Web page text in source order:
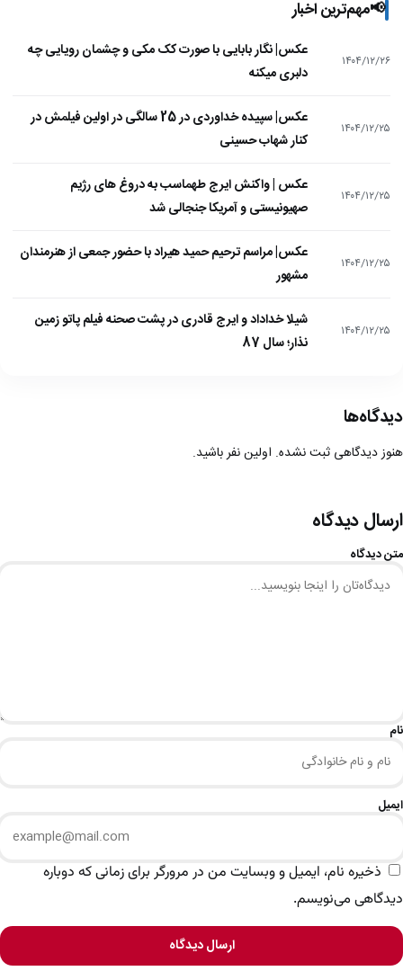
📢مهم‌ترین اخبار
۱۴۰۴/۱۲/۲۶
عکس| نگار بابایی با صورت کک مکی و چشمان رویایی چه
دلبری میکنه
۱۴۰۴/۱۲/۲۵
عکس| سپیده خداوردی در 25 سالگی در اولین فیلمش در
کنار شهاب حسینی
۱۴۰۴/۱۲/۲۵
عکس | واکنش ایرج طهماسب به دروغ های رژیم
صهیونیستی و آمریکا جنجالی شد
۱۴۰۴/۱۲/۲۵
عکس| مراسم ترحیم حمید هیراد با حضور جمعی از هنرمندان
مشهور
۱۴۰۴/۱۲/۲۵
شیلا خداداد و ایرج قادری در پشت صحنه فیلم پاتو زمین
نذار؛ سال 87
دیدگاه‌ها
هنوز دیدگاهی ثبت نشده. اولین نفر باشید.
ارسال دیدگاه
متن دیدگاه
نام
ایمیل
ذخیره نام، ایمیل و وبسایت من در مرورگر برای زمانی که دوباره
دیدگاهی می‌نویسم.
ارسال دیدگاه